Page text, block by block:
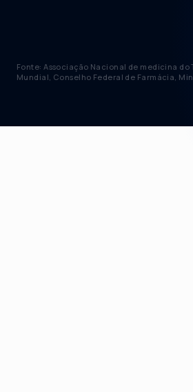
Fonte: Associação Nacional de medicina do
Mundial, Conselho Federal de Farmácia,